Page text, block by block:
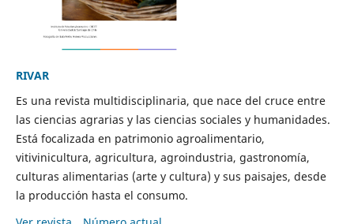
RIVAR
Es una revista multidisciplinaria, que nace del cruce entre
las ciencias agrarias y las ciencias sociales y humanidades.
Está focalizada en patrimonio agroalimentario,
vitivinicultura, agricultura, agroindustria, gastronomía,
culturas alimentarias (arte y cultura) y sus paisajes, desde
la producción hasta el consumo.